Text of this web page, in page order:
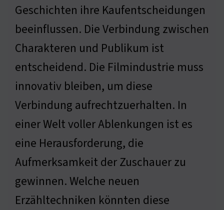
Geschichten ihre Kaufentscheidungen
beeinflussen. Die Verbindung zwischen
Charakteren und Publikum ist
entscheidend. Die Filmindustrie muss
innovativ bleiben, um diese
Verbindung aufrechtzuerhalten. In
einer Welt voller Ablenkungen ist es
eine Herausforderung, die
Aufmerksamkeit der Zuschauer zu
gewinnen. Welche neuen
Erzähltechniken könnten diese